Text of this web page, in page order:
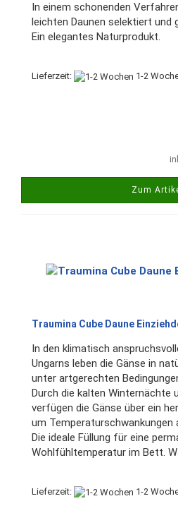
In einem schonenden
leichten Daunen selektiert und
Ein elegantes Naturprodukt.
Lieferzeit: 1-2
Zum
Traumina Cube Daune
In den klimatisch
Ungarns leben die Gänse in
unter artgerechten
Durch die kalten Winternächte
verfügen die Gänse über ein
um Temperaturschwankungen
Die ideale Füllung für eine
Wohlfühltemperatur im Bett.
Lieferzeit: 1-2